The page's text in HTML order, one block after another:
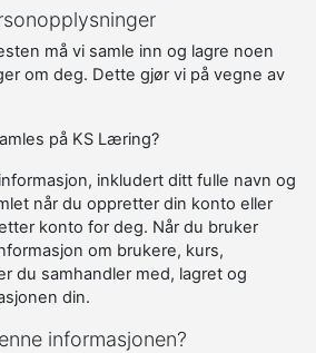
må vi samle inn og lagre noen
om deg. Dette gjør vi på vegne av
på KS Læring?
inkludert ditt fulle navn og
når du oppretter din konto eller
konto for deg. Når du bruker
om brukere, kurs,
du samhandler med, lagret og
din.
informasjonen?